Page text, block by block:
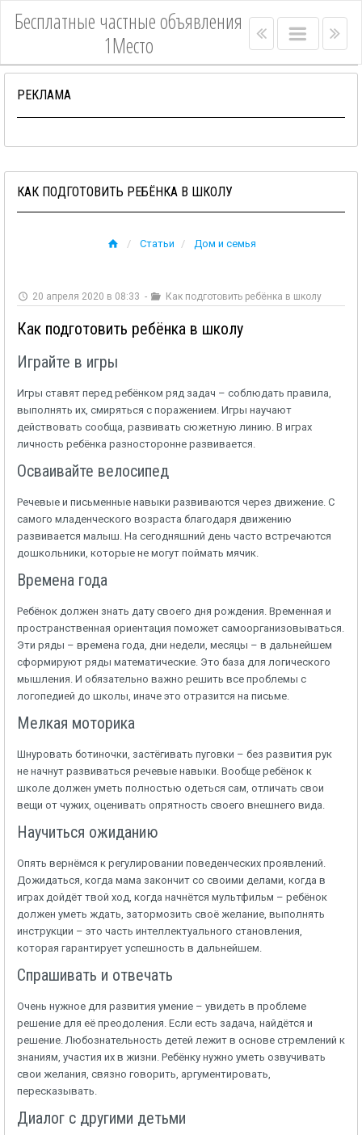
Бесплатные частные объявления
1Место
Left
bar
Main
menu
Right
menu
bar
РЕКЛАМА
КАК ПОДГОТОВИТЬ РЕБЁНКА В ШКОЛУ
Статьи Дом и семья
20 апреля 2020 в 08:33 - Как подготовить ребёнка в школу
Как подготовить ребёнка в школу
Играйте в игры
Игры ставят перед ребёнком ряд задач – соблюдать правила,
выполнять их, смиряться с поражением. Игры научают
действовать сообща, развивать сюжетную линию. В играх
личность ребёнка разносторонне развивается.
Осваивайте велосипед
Речевые и письменные навыки развиваются через движение. С
самого младенческого возраста благодаря движению
развивается малыш. На сегодняшний день часто встречаются
дошкольники, которые не могут поймать мячик.
Времена года
Ребёнок должен знать дату своего дня рождения. Временная и
пространственная ориентация поможет самоорганизовываться.
Эти ряды – времена года, дни недели, месяцы – в дальнейшем
сформируют ряды математические. Это база для логического
мышления. И обязательно важно решить все проблемы с
логопедией до школы, иначе это отразится на письме.
Мелкая моторика
Шнуровать ботиночки, застёгивать пуговки – без развития рук
не начнут развиваться речевые навыки. Вообще ребёнок к
школе должен уметь полностью одеться сам, отличать свои
вещи от чужих, оценивать опрятность своего внешнего вида.
Научиться ожиданию
Опять вернёмся к регулировании поведенческих проявлений.
Дожидаться, когда мама закончит со своими делами, когда в
играх дойдёт твой ход, когда начнётся мультфильм – ребёнок
должен уметь ждать, затормозить своё желание, выполнять
инструкции – это часть интеллектуального становления,
которая гарантирует успешность в дальнейшем.
Спрашивать и отвечать
Очень нужное для развития умение – увидеть в проблеме
решение для её преодоления. Если есть задача, найдётся и
решение. Любознательность детей лежит в основе стремлений к
знаниям, участия их в жизни. Ребёнку нужно уметь озвучивать
свои желания, связно говорить, аргументировать,
пересказывать.
Диалог с другими детьми